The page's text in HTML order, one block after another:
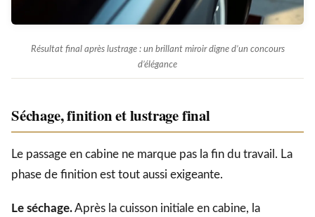
Résultat final après lustrage : un brillant miroir digne d’un concours
d’élégance
Séchage, finition et lustrage final
Le passage en cabine ne marque pas la fin du travail. La
phase de finition est tout aussi exigeante.
Le séchage.Après la cuisson initiale en cabine, la